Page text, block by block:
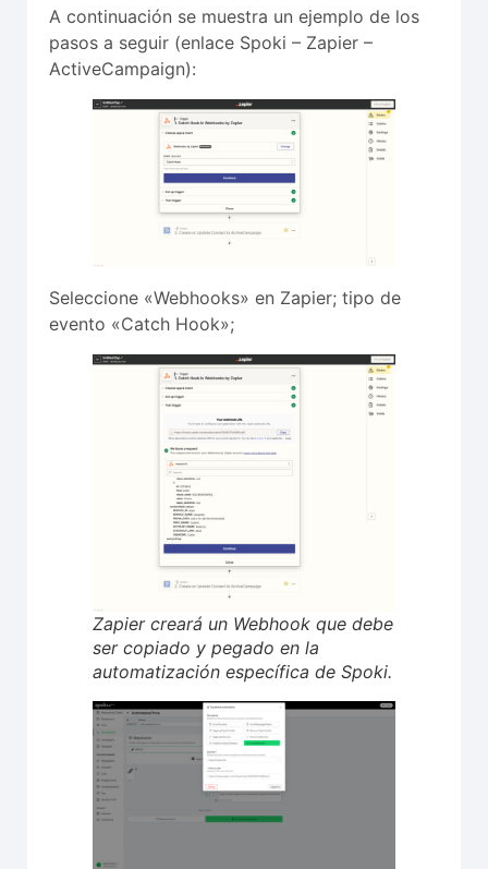
A continuación se muestra un ejemplo de los
pasos a seguir (enlace Spoki – Zapier –
ActiveCampaign):
Seleccione «Webhooks» en Zapier; tipo de
evento «Catch Hook»;
Zapier creará un Webhook que debe
ser copiado y pegado en la
automatización específica de Spoki.